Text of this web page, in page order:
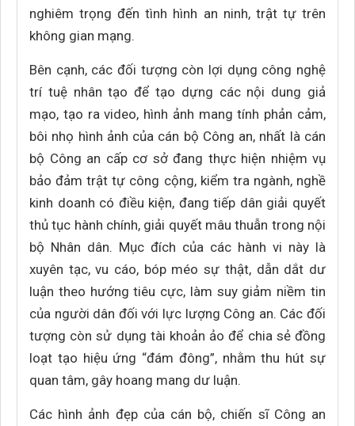
nghiêm trọng đến tình hình an ninh, trật tự trên
không gian mạng.
Bên cạnh, các đối tượng còn lợi dụng công nghệ
trí tuệ nhân tạo để tạo dựng các nội dung giả
mạo, tạo ra video, hình ảnh mang tính phản cảm,
bôi nhọ hình ảnh của cán bộ Công an, nhất là cán
bộ Công an cấp cơ sở đang thực hiện nhiệm vụ
bảo đảm trật tự công cộng, kiểm tra ngành, nghề
kinh doanh có điều kiện, đang tiếp dân giải quyết
thủ tục hành chính, giải quyết mâu thuẫn trong nội
bộ Nhân dân. Mục đích của các hành vi này là
xuyên tạc, vu cáo, bóp méo sự thật, dẫn dắt dư
luận theo hướng tiêu cực, làm suy giảm niềm tin
của người dân đối với lực lượng Công an. Các đối
tượng còn sử dụng tài khoản ảo để chia sẻ đồng
loạt tạo hiệu ứng “đám đông”, nhằm thu hút sự
quan tâm, gây hoang mang dư luận.
Các hình ảnh đẹp của cán bộ, chiến sĩ Công an